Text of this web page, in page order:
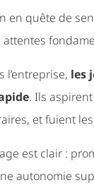
en quête de
l’entreprise, les
. Ils
et fuient
est clair :
autonomie